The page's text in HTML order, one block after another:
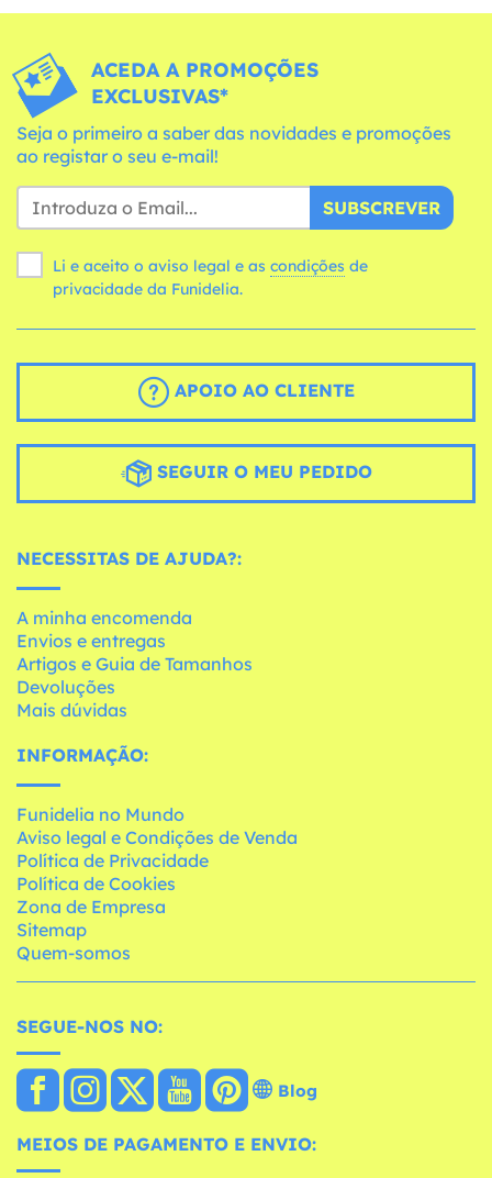
ACEDA A PROMOÇÕES
EXCLUSIVAS*
Seja o primeiro a saber das novidades e promoções
ao registar o seu e-mail!
SUBSCREVER
Li e aceito o aviso legal e as condições
privacidade da Funidelia.
APOIO AO CLIENTE
SEGUIR O MEU PEDIDO
NECESSITAS DE AJUDA?:
A minha encomenda
Envios e entregas
Artigos e Guia de Tamanhos
Devoluções
Mais dúvidas
INFORMAÇÃO:
Funidelia no Mundo
Aviso legal e Condições de Venda
Política de Privacidade
Política de Cookies
Zona de Empresa
Sitemap
Quem-somos
SEGUE-NOS NO:
Blog
MEIOS DE PAGAMENTO E ENVIO: